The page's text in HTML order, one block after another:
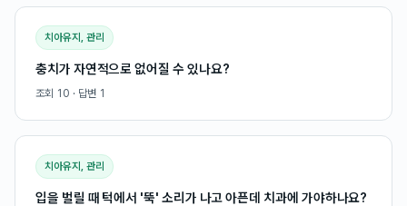
치아유지, 관리
충치가 자연적으로 없어질 수 있나요?
조회 10 · 답변 1
치아유지, 관리
입을 벌릴 때 턱에서 '뚝' 소리가 나고 아픈데 치과에 가야하나요?